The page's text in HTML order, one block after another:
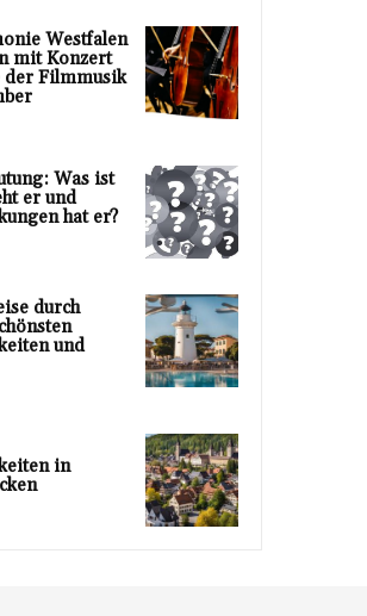
Westfalen
mit Konzert
der Filmmusik
Was ist
er und
hat er?
durch
und
in